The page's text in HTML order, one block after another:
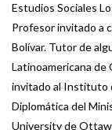
Estudios Sociales
Profesor invitado a
Bolívar. Tutor de
Latinoamericana de
invitado al Instituto
Diplomática del
University de